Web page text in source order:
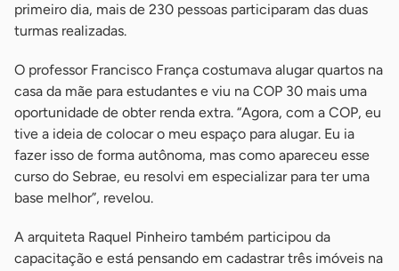
primeiro dia, mais de 230 pessoas participaram das duas
turmas realizadas.
O professor Francisco França costumava alugar quartos na
casa da mãe para estudantes e viu na COP 30 mais uma
oportunidade de obter renda extra. “Agora, com a COP, eu
tive a ideia de colocar o meu espaço para alugar. Eu ia
fazer isso de forma autônoma, mas como apareceu esse
curso do Sebrae, eu resolvi em especializar para ter uma
base melhor”, revelou.
A arquiteta Raquel Pinheiro também participou da
capacitação e está pensando em cadastrar três imóveis na